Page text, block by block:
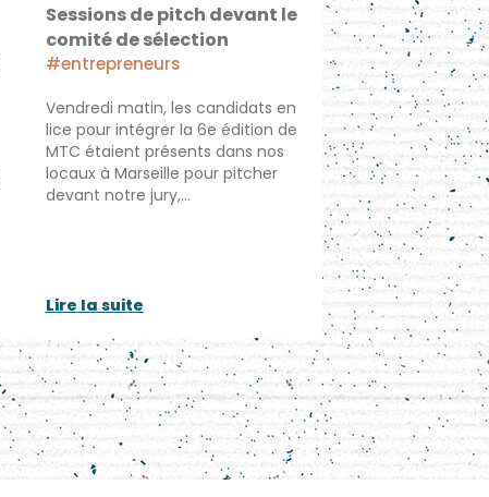
Sessions de pitch devant le
comité de sélection
#entrepreneurs
Vendredi matin, les candidats en
lice pour intégrer la 6e édition de
MTC étaient présents dans nos
locaux à Marseille pour pitcher
devant notre jury,…
Lire la suite